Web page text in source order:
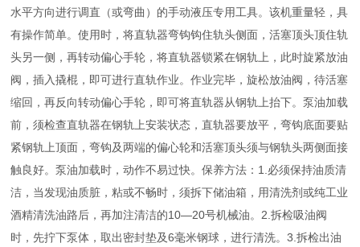
水平方向进行调直（或弯曲）的手动液压专用工具。该机重量轻，具
有操作简单。使用时，将直轨器弯钩钩住轨头侧面，活塞顶头顶住轨
头另一侧，再转动偏心手轮，将直轨器锁紧在钢轨上，此时旋紧放油
阀，插入撬棍，即可进行直轨作业。作业完毕，旋松放油阀，待活塞
缩回，再反向转动偏心手轮，即可将直轨器从钢轨上抬下。泵油加载
前，须检查直轨器在钢轨上安装状态，直轨器要放平，弯钩底面要贴
紧钢轨上顶面，弯钩及两端的偏心轮和活塞顶头须与钢轨头两侧面接
触良好。泵油加载时，动作不易过快。保养方法：1.必须保持油质清
洁，当发现油质脏，粘或不畅时，须拆下储油箱，用清洗剂或纯工业
酒精清洗油路后，再加注清洁的10―20号机械油。2.拆检吸油阀
时，先拧下泵体，取出密封垫及6毫米钢球，进行清洗。3.拆检出油